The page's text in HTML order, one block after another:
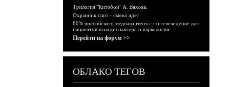
Трилогия "Китобои" А. Вахова.
Охранник спит - смена идёт
80% российского медиаконтента это телевидение для
пациентов психдиспансера и наркологии.
Перейти на форум >>
ОБЛАКО ТЕГОВ